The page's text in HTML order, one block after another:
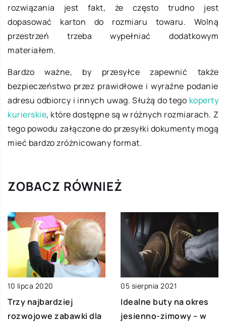
rozwiązania jest fakt, że często trudno jest
dopasować karton do rozmiaru towaru. Wolną
przestrzeń trzeba wypełniać dodatkowym
materiałem.
Bardzo ważne, by przesyłce zapewnić także
bezpieczeństwo przez prawidłowe i wyraźne podanie
adresu odbiorcy i innych uwag. Służą do tego koperty
kurierskie, które dostępne są w różnych rozmiarach. Z
tego powodu załączone do przesyłki dokumenty mogą
mieć bardzo zróżnicowany format.
ZOBACZ RÓWNIEŻ
10 lipca 2020
Trzy najbardziej
rozwojowe zabawki dla
05 sierpnia 2021
Idealne buty na okres
jesienno-zimowy – w